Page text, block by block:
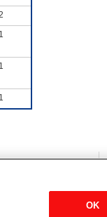
MPU-P112HA5
OK